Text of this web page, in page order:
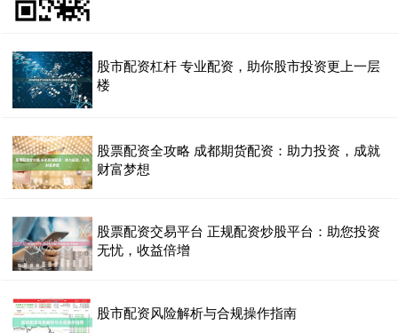
股市配资杠杆 专业配资，助你股市投资更上一层
楼
股票配资全攻略 成都期货配资：助力投资，成就
财富梦想
股票配资交易平台 正规配资炒股平台：助您投资
无忧，收益倍增
股市配资风险解析与合规操作指南